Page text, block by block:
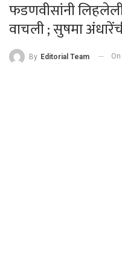
फडणवीसांनी लिहलेली
वाचली ; सुषमा
By Editorial Team On